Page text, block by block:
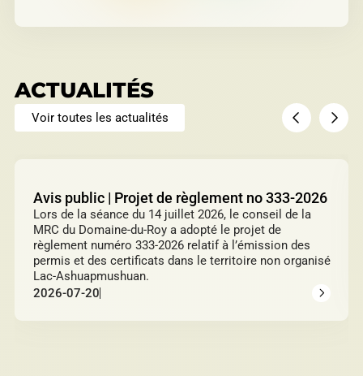
ACTUALITÉS
Voir toutes les actualités
Avis public | Projet de règlement no 333-2026
Lors de la séance du 14 juillet 2026, le conseil de la
MRC du Domaine-du-Roy a adopté le projet de
règlement numéro 333-2026 relatif à l’émission des
permis et des certificats dans le territoire non organisé
Lac-Ashuapmushuan.
2026-07-20